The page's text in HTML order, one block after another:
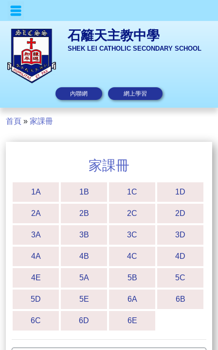
石籬天主教中學
SHEK LEI CATHOLIC SECONDARY SCHOOL
內聯網 網上學習
首頁 » 家課冊
家課冊
1A 1B 1C 1D
2A 2B 2C 2D
3A 3B 3C 3D
4A 4B 4C 4D
4E 5A 5B 5C
5D 5E 6A 6B
6C 6D 6E